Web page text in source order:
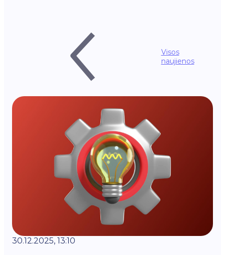
Visos
naujienos
30.12.2025, 13:10